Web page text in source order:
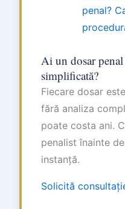
penal?
Ai un dosar
simplificată?
Fiecare dosar
fără analiza
poate costa ani.
penalist înainte
instanță.
Solicită